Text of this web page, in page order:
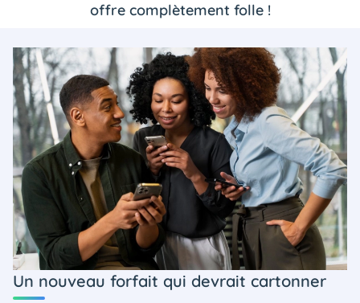
offre complètement folle !
Un nouveau forfait qui devrait cartonner